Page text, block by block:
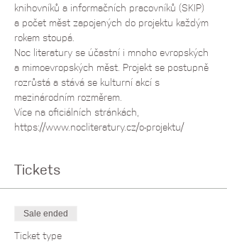
knihovníků a informačních pracovníků (SKIP)
a počet měst zapojených do projektu každým
rokem stoupá.
Noc literatury se účastní i mnoho evropských
a mimoevropských měst. Projekt se postupně
rozrůstá a stává se kulturní akcí s
mezinárodním rozměrem.
Více na oficiálních stránkách,
https://www.nocliteratury.cz/o-projektu/
Tickets
Sale ended
Ticket type